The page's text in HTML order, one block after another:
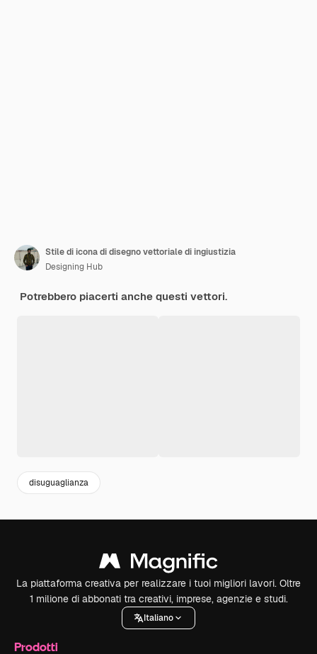
Stile di icona di disegno vettoriale di ingiustizia
Designing Hub
Potrebbero piacerti anche questi vettori.
disuguaglianza
La piattaforma creativa per realizzare i tuoi migliori lavori. Oltre
1 milione di abbonati tra creativi, imprese, agenzie e studi.
Italiano
Prodotti